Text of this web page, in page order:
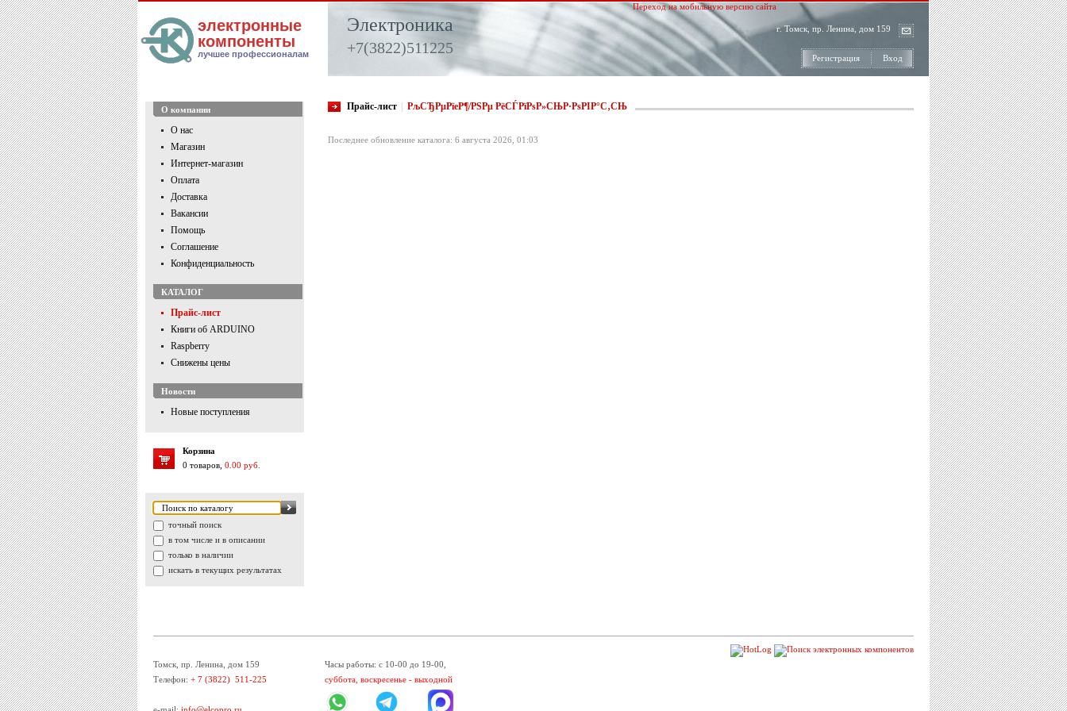
электронные
компоненты
лучшее профессионалам
Электроника
+7(3822)511225
Переход на мобильную версию сайта
г. Томск, пр. Ленина, дом 159
Регистрация Вход
О компании
О нас
Магазин
Интернет-магазин
Оплата
Доставка
Вакансии
Помощь
Соглашение
Конфиденциальность
КАТАЛОГ
Прайс-лист
Книги об ARDUINO
Raspberry
Снижены цены
Новости
Новые поступления
Корзина
0 товаров, 0.00 руб.
точный поиск
в том числе и в описании
только в наличии
искать в текущих результатах
Прайс-лист РљСЂРµРїeР¶/РЅРµ РёСЃРїРѕР»СЊР·РѕРІР°С‚СЊ
Последнее обновление каталога: 6 августа 2026, 01:03
Томск, пр. Ленина, дом 159
Телефон: + 7 (3822) 511-225
Часы работы: с 10-00 до 19-00,
суббота, воскресенье - выходной